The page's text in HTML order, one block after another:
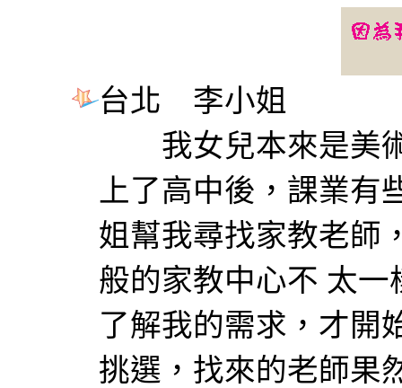
台北 李小姐
我女兒本來是美術
上了高中後，課業
姐幫我尋找家教老師
般的家教中心不 太
了解我的需求，才開
挑選，找來的老師果